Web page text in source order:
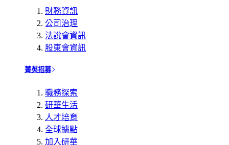
財務資訊
公司治理
法說會資訊
股東會資訊
菁英招募
職務探索
研華生活
人才培育
全球據點
加入研華